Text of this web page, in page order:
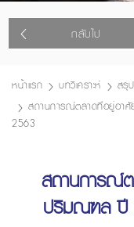
กลับไป
หน้าแรก บทวิเคราะห์
สรุ
สถานการณ์ตลาดที่อยู่อา
2563
สถานการณ์
ปริมณฑล ปี